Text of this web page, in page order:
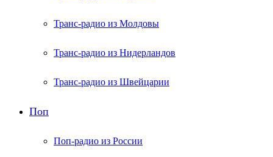
Транс-радио из Молдовы
Транс-радио из Нидерландов
Транс-радио из Швейцарии
Поп
Поп-радио из России